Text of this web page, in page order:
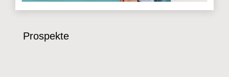
Prospekte